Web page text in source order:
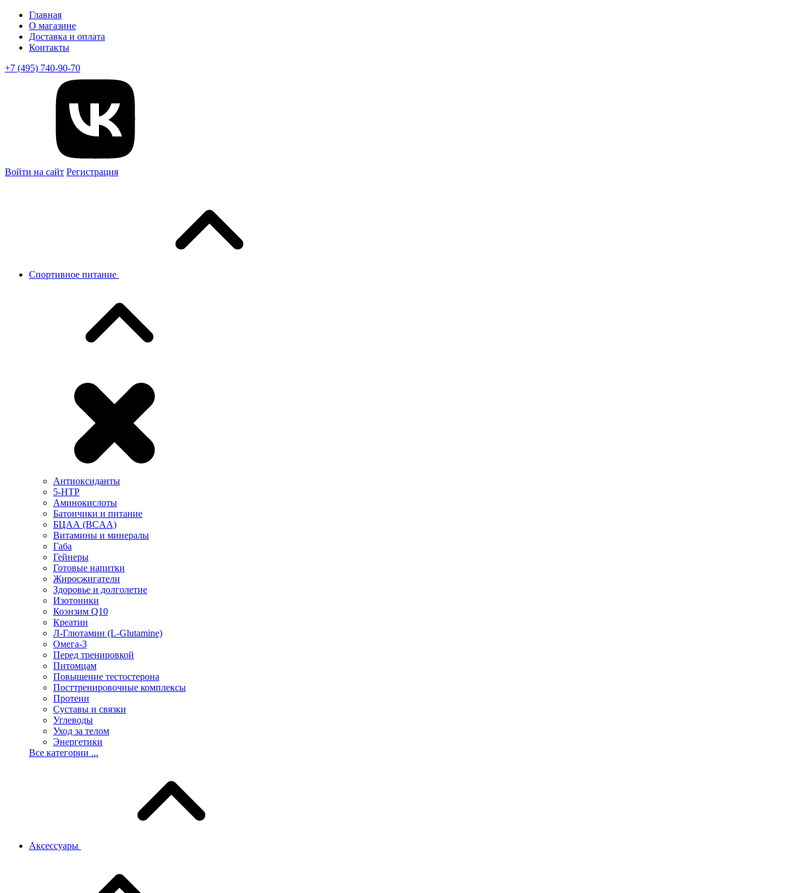
Главная
О магазине
Доставка и оплата
Контакты
+7 (495) 740-90-70
Войти на сайт Регистрация
Спортивное питание
Антиоксиданты
5-HTP
Аминокислоты
Батончики и питание
БЦАА (BCAA)
Витамины и минералы
Габа
Гейнеры
Готовые напитки
Жиросжигатели
Здоровье и долголетие
Изотоники
Коэнзим Q10
Креатин
Л-Глютамин (L-Glutamine)
Омега-3
Перед тренировкой
Питомцам
Повышение тестостерона
Посттренировочные комплексы
Протеин
Суставы и связки
Углеводы
Уход за телом
Энергетики
Все категории ...
Аксессуары